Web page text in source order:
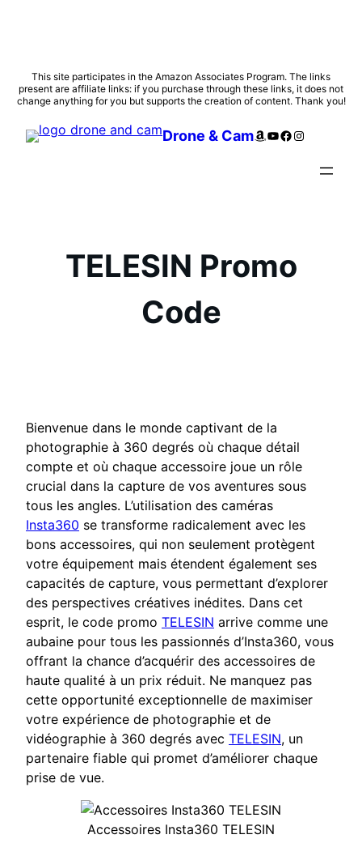
Skip
to
This site participates in the Amazon Associates Program. The links
present are affiliate links: if you purchase through these links, it does not
change anything for you but supports the creation of content. Thank you!
Drone & CamAmazon
YouTube
Facebook
Instagram
TELESIN Promo
Code
Bienvenue dans le monde captivant de la
photographie à 360 degrés où chaque détail
compte et où chaque accessoire joue un rôle
crucial dans la capture de vos aventures sous
tous les angles. L’utilisation des caméras
Insta360 se transforme radicalement avec les
bons accessoires, qui non seulement protègent
votre équipement mais étendent également ses
capacités de capture, vous permettant d’explorer
des perspectives créatives inédites. Dans cet
esprit, le code promo TELESIN arrive comme une
aubaine pour tous les passionnés d’Insta360, vous
offrant la chance d’acquérir des accessoires de
haute qualité à un prix réduit. Ne manquez pas
cette opportunité exceptionnelle de maximiser
votre expérience de photographie et de
vidéographie à 360 degrés avec TELESIN, un
partenaire fiable qui promet d’améliorer chaque
prise de vue.
Accessoires Insta360 TELESIN